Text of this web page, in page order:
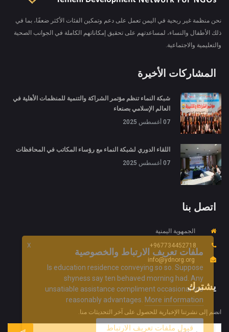
نحن منظمة غير ربحية في اليمن تعمل على دعم وتمكين الفئات الأكثر ضعفًا، بما في
ذلك الأطفال والنساء، لمساعدتهم على تحقيق إمكاناتهم الكاملة في الجوانب الصحية
والتعليمية والاجتماعية.
المشاركات الأخيرة
شبكة النماء تنظم مؤتمر الشراكة والتنمية للمنظمات الأهلية في
العالم الإسلامي بصنعاء
07 أغسطس 2025
اللقاء الدوري لشبكة النماء مع رؤساء المكاتب في المحافظات
07 أغسطس 2025
اتصل بنا
الجمهوية اليمنية
967734452718+
info@ydnorg.org
يشترك
انضم إلى نشرتنا الإخبارية للحصول على آخر التحديثات منا.
X ملفات تعريف الارتباط والخصوصية
Is education residence conveying so so. Suppose
shyness say ten behaved morning had. Any
unsatiable assistance compliment occasional too
reasonably advantages. More information
قبول ملفات تعريف الارتباط